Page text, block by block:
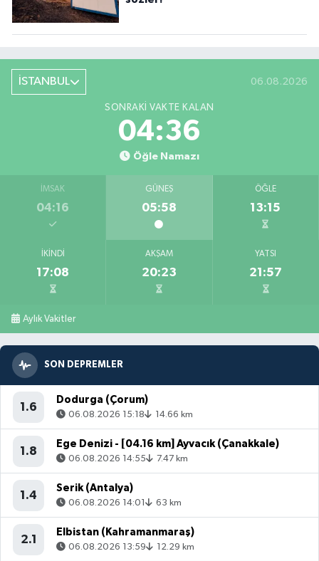
İSTANBUL 06.08.2026
SONRAKI VAKTE KALAN
04:35
Öğle Namazı
İMSAK
04:16
GÜNEŞ
05:58
ÖĞLE
13:15
İKINDI
17:08
AKŞAM
20:23
YATSI
21:57
Aylık Vakitler
SON DEPREMLER
1.6
Dodurga (Çorum)
06.08.2026 15:18 14.66 km
1.8
Ege Denizi - [04.16 km] Ayvacık (Çanakkale)
06.08.2026 14:55 7.47 km
1.4
Serik (Antalya)
06.08.2026 14:01 63 km
2.1
Elbistan (Kahramanmaraş)
06.08.2026 13:59 12.29 km